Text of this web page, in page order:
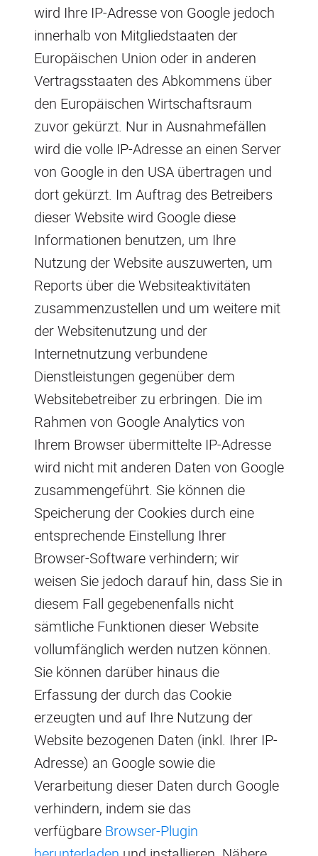
wird Ihre IP-Adresse von Google jedoch
innerhalb von Mitgliedstaaten der
Europäischen Union oder in anderen
Vertragsstaaten des Abkommens über
den Europäischen Wirtschaftsraum
zuvor gekürzt. Nur in Ausnahmefällen
wird die volle IP-Adresse an einen Server
von Google in den USA übertragen und
dort gekürzt. Im Auftrag des Betreibers
dieser Website wird Google diese
Informationen benutzen, um Ihre
Nutzung der Website auszuwerten, um
Reports über die Websiteaktivitäten
zusammenzustellen und um weitere mit
der Websitenutzung und der
Internetnutzung verbundene
Dienstleistungen gegenüber dem
Websitebetreiber zu erbringen. Die im
Rahmen von Google Analytics von
Ihrem Browser übermittelte IP-Adresse
wird nicht mit anderen Daten von Google
zusammengeführt. Sie können die
Speicherung der Cookies durch eine
entsprechende Einstellung Ihrer
Browser-Software verhindern; wir
weisen Sie jedoch darauf hin, dass Sie in
diesem Fall gegebenenfalls nicht
sämtliche Funktionen dieser Website
vollumfänglich werden nutzen können.
Sie können darüber hinaus die
Erfassung der durch das Cookie
erzeugten und auf Ihre Nutzung der
Website bezogenen Daten (inkl. Ihrer IP-
Adresse) an Google sowie die
Verarbeitung dieser Daten durch Google
verhindern, indem sie das
verfügbare Browser-Plugin